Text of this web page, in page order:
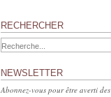
RECHERCHER
NEWSLETTER
Abonnez-vous pour être averti des